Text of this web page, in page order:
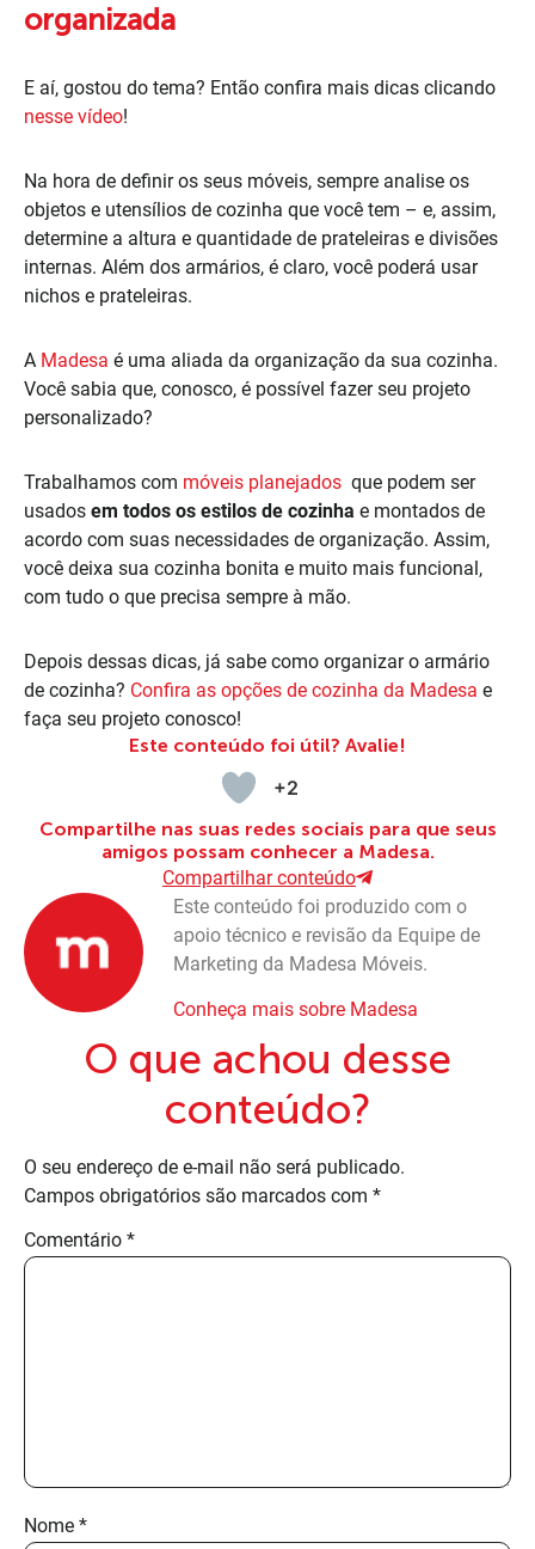
organizada
E aí, gostou do tema? Então confira mais dicas clicando
nesse vídeo!
Na hora de definir os seus móveis, sempre analise os
objetos e utensílios de cozinha que você tem – e, assim,
determine a altura e quantidade de prateleiras e divisões
internas. Além dos armários, é claro, você poderá usar
nichos e prateleiras.
A Madesa é uma aliada da organização da sua cozinha.
Você sabia que, conosco, é possível fazer seu projeto
personalizado?
Trabalhamos com móveis planejados que podem ser
usados em todos os estilos de cozinha e montados de
acordo com suas necessidades de organização. Assim,
você deixa sua cozinha bonita e muito mais funcional,
com tudo o que precisa sempre à mão.
Depois dessas dicas, já sabe como organizar o armário
de cozinha? Confira as opções de cozinha da Madesa e
faça seu projeto conosco!
Este conteúdo foi útil? Avalie!
+2
Compartilhe nas suas redes sociais para que seus
amigos possam conhecer a Madesa.
Compartilhar conteúdo
Este conteúdo foi produzido com o
apoio técnico e revisão da Equipe de
Marketing da Madesa Móveis.
Conheça mais sobre Madesa
O que achou desse
conteúdo?
O seu endereço de e-mail não será publicado.
Campos obrigatórios são marcados com *
Comentário *
Nome *